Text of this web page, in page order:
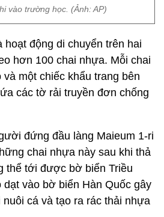
vào trường học. (Ảnh: AP)
động di chuyển trên hai
hơn 100 chai nhựa. Mỗi chai
một chiếc khẩu trang bên
các tờ rải truyền đơn chống
đứng đầu làng Maieum 1-ri
chai nhựa này sau khi thả
thể tới được bờ biển Triều
dạt vào bờ biển Hàn Quốc gây
cá và tạo ra rác thải nhựa